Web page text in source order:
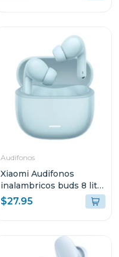
Audifonos
Xiaomi Audifonos
inalambricos buds 8 lite
azul 2539e1a
$27.95